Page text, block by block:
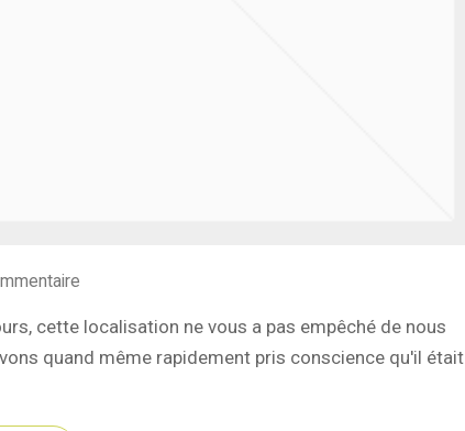
cette localisation ne vous a pas empêché de nous
quand même rapidement pris conscience qu'il était